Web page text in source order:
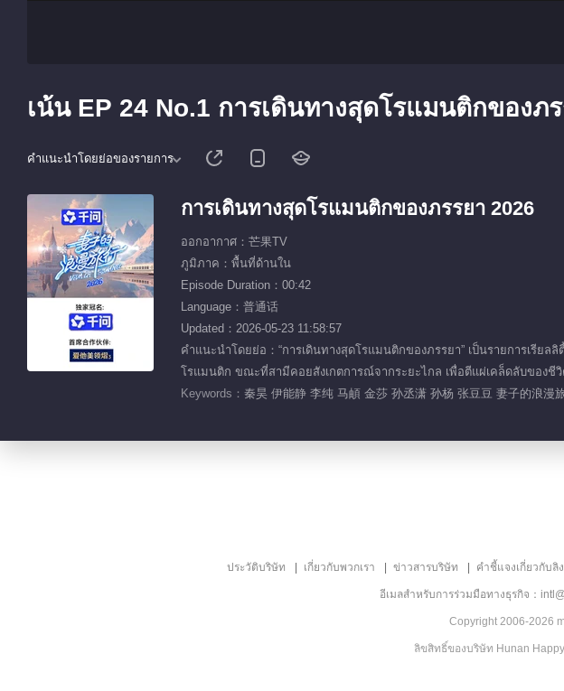
เน้น EP 24 No.1 การเดินทางสุดโรแมนติกของภ
คำแนะนำโดยย่อของรายการ
การเดินทางสุดโรแมนติกของภรรยา 2026
ออกอากาศ：芒果TV
ภูมิภาค：พื้นที่ด้านใน
Episode Duration：00:42
Language：普通话
Updated：2026-05-23 11:58:57
คำแนะนำโดยย่อ：“การเดินทางสุดโรแมนติกของภรรยา” เป็นรายการเรีย
โรแมนติก ขณะที่สามีคอยสังเกตการณ์จากระยะไกล เพื่อตีแผ่เคล็ดลับของชี
Keywords： 秦昊 伊能静 李纯 马頔 金莎 孙丞潇 孙杨 张豆豆 妻子的浪漫
ประวัติบริษัท เกี่ยวกับพวกเรา ข่าวสารบริษัท คำชี้แจงเกี่ยวกับลิ
อีเมลสำหรับการร่วมมือทางธุรกิจ：
Copyright 2006-2026
ลิขสิทธิ์ของบริษัท Hunan